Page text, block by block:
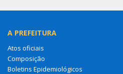
A PREFEITURA
Atos oficiais
Composição
Boletins Epidemiológicos